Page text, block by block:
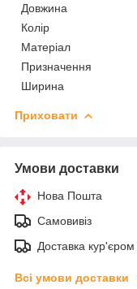
Довжина
Колір
Матеріал
Призначення
Ширина
Приховати
Умови доставки
Нова Пошта
Самовивіз
Доставка
Всі умови доставки